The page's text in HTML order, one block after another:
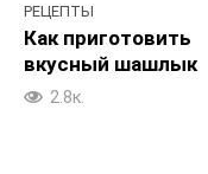
РЕЦЕПТЫ
Как приготовить
вкусный шашлык
2.8к.